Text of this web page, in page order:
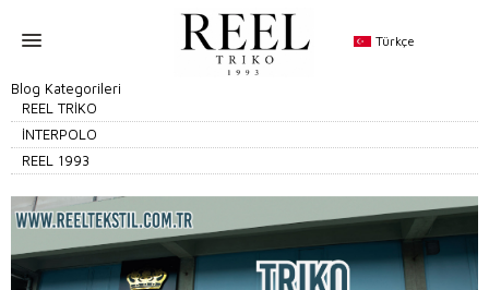
Türkçe
Blog Kategorileri
REEL TRİKO
İNTERPOLO
REEL 1993